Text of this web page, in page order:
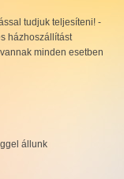
tudjuk teljesíteni! -
házhoszállítást
minden esetben
állunk